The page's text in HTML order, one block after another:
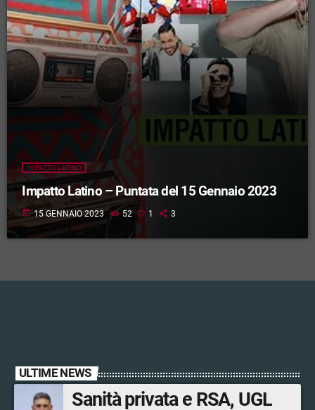
IMPATTO LATINO
Impatto Latino – Puntata del 15 Gennaio 2023
today 15 GENNAIO 2023 52 1 3
ULTIME NEWS
Sanità privata e RSA, UGL